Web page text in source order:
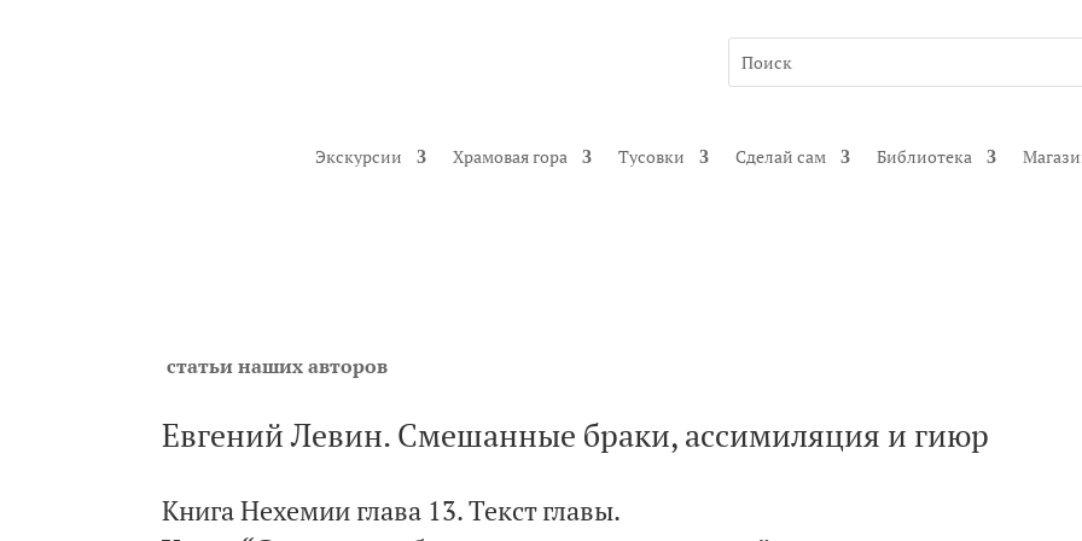
Экскурсии Храмовая гора Тусовки Сделай сам Библиотека
статьи наших авторов
Евгений Левин. Смешанные браки, ассимиляция и гиюр
Книга Нехемии глава 13.Текст главы.